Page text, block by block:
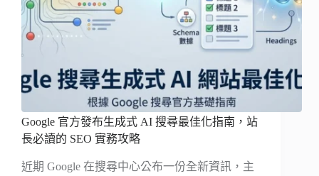
Google 官方發布生成式 AI 搜尋最佳化指南，站
長必讀的 SEO 實務攻略
近期 Google 在搜尋中心公布一份全新資訊，主